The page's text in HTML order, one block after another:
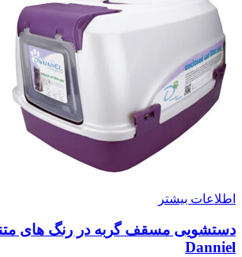
اطلاعات بیشتر
دستشویی مسقف گربه در رنگ های
Danniel